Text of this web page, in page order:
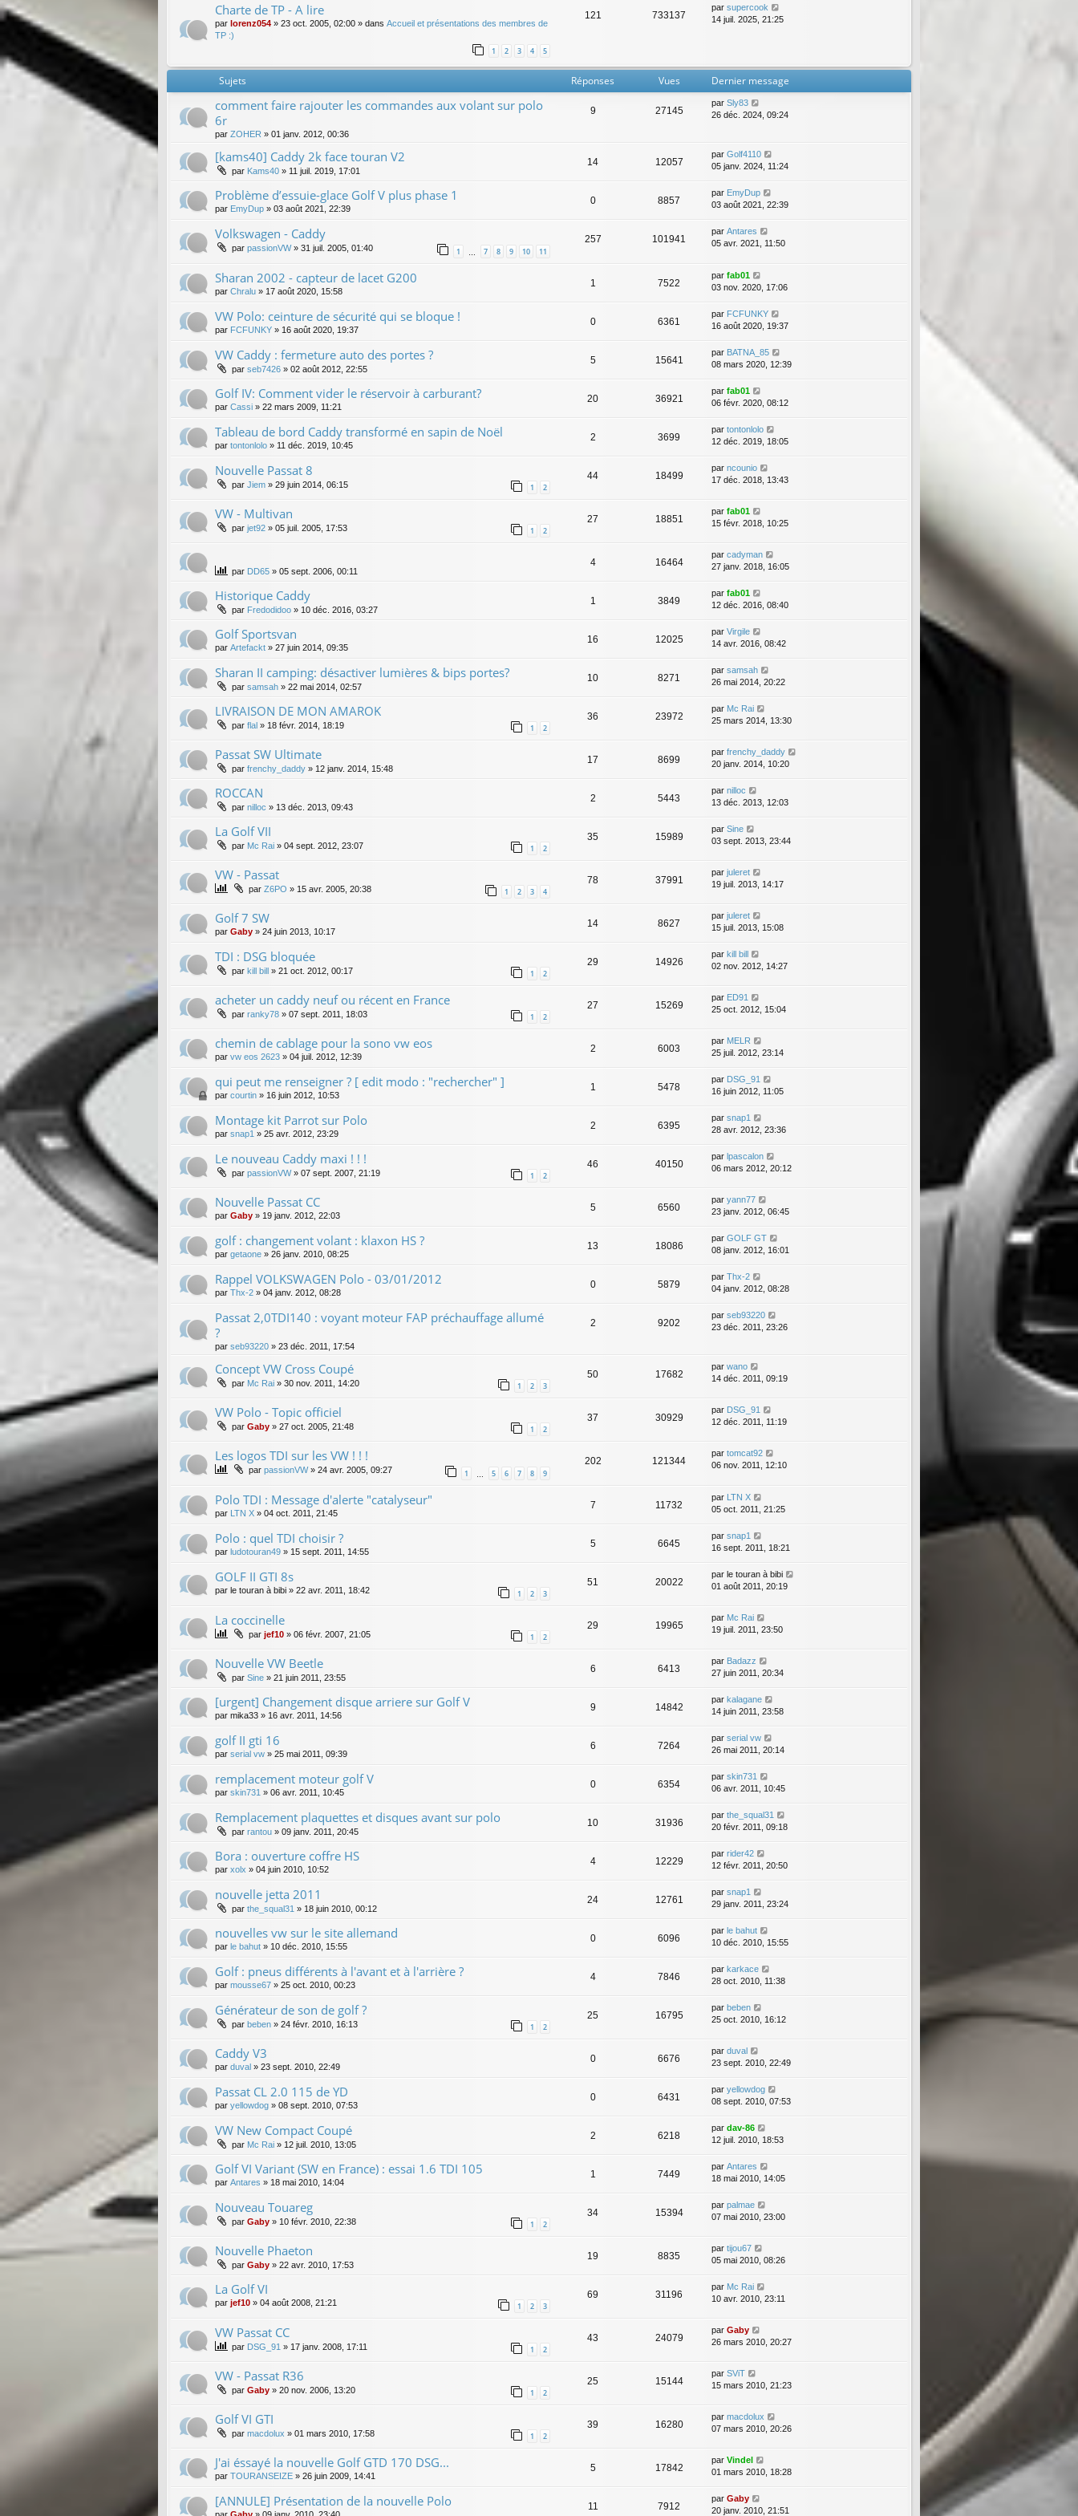
Charte de TP - A lire
par lorenz054 » 23 oct. 2005, 02:00 » dans Accueil et présentations des membres de
TP :)
1 2 3 4 5
121 733137
par supercook
14 juil. 2025, 21:25
Sujets Réponses Vues Dernier message
comment faire rajouter les commandes aux volant sur polo
6r
par ZOHER » 01 janv. 2012, 00:36
9 27145
par Sly83
26 déc. 2024, 09:24
[kams40] Caddy 2k face touran V2
par Kams40 » 11 juil. 2019, 17:01
14 12057
par Golf4110
05 janv. 2024, 11:24
Problème d’essuie-glace Golf V plus phase 1
par EmyDup » 03 août 2021, 22:39
0 8857
par EmyDup
03 août 2021, 22:39
Volkswagen - Caddy
par passionVW» 31 juil. 2005, 01:40 1 7 8 9 10 11
257 101941
par Antares
05 avr. 2021, 11:50
Sharan 2002 - capteur de lacet G200
par Chralu » 17 août 2020, 15:58
1 7522
par fab01
03 nov. 2020, 17:06
VW Polo: ceinture de sécurité qui se bloque !
par FCFUNKY » 16 août 2020, 19:37
0 6361
par FCFUNKY
16 août 2020, 19:37
VW Caddy : fermeture auto des portes ?
par seb7426 » 02 août 2012, 22:55
5 15641
par BATNA_85
08 mars 2020, 12:39
Golf IV: Comment vider le réservoir à carburant?
par Cassi » 22 mars 2009, 11:21
20 36921
par fab01
06 févr. 2020, 08:12
Tableau de bord Caddy transformé en sapin de Noël
par tontonlolo » 11 déc. 2019, 10:45
2 3699
par tontonlolo
12 déc. 2019, 18:05
Nouvelle Passat 8
par Jiem » 29 juin 2014, 06:15 1 2
44 18499
par ncounio
17 déc. 2018, 13:43
VW - Multivan
par jet92 » 05 juil. 2005, 17:53 1 2
27 18851
par fab01
15 févr. 2018, 10:25
par DD65 » 05 sept. 2006, 00:11
4 16464
par cadyman
27 janv. 2018, 16:05
Historique Caddy
par Fredodidoo » 10 déc. 2016, 03:27
1 3849
par fab01
12 déc. 2016, 08:40
Golf Sportsvan
par Artefackt » 27 juin 2014, 09:35
16 12025
par Virgile
14 avr. 2016, 08:42
Sharan II camping: désactiver lumières & bips portes?
par samsah » 22 mai 2014, 02:57
10 8271
par samsah
26 mai 2014, 20:22
LIVRAISON DE MON AMAROK
par flal » 18 févr. 2014, 18:19 1 2
36 23972
par Mc Rai
25 mars 2014, 13:30
Passat SW Ultimate
par frenchy_daddy » 12 janv. 2014, 15:48
17 8699
par frenchy_daddy
20 janv. 2014, 10:20
ROCCAN
par nilloc » 13 déc. 2013, 09:43
2 5443
par nilloc
13 déc. 2013, 12:03
La Golf VII
par Mc Rai » 04 sept. 2012, 23:07 1 2
35 15989
par Sine
03 sept. 2013, 23:44
VW - Passat
par Z6PO » 15 avr. 2005, 20:38 1 2 3 4
78 37991
par juleret
19 juil. 2013, 14:17
Golf 7 SW
par Gaby » 24 juin 2013, 10:17
14 8627
par juleret
15 juil. 2013, 15:08
TDI : DSG bloquée
par kill bill » 21 oct. 2012, 00:17 1 2
29 14926
par kill bill
02 nov. 2012, 14:27
acheter un caddy neuf ou récent en France
par ranky78 » 07 sept. 2011, 18:03 1 2
27 15269
par ED91
25 oct. 2012, 15:04
chemin de cablage pour la sono vw eos
par vw eos 2623 » 04 juil. 2012, 12:39
2 6003
par MELR
25 juil. 2012, 23:14
qui peut me renseigner ? [ edit modo : "rechercher" ]
par courtin » 16 juin 2012, 10:53
1 5478
par DSG_91
16 juin 2012, 11:05
Montage kit Parrot sur Polo
par snap1 » 25 avr. 2012, 23:29
2 6395
par snap1
28 avr. 2012, 23:36
Le nouveau Caddy maxi ! ! !
par passionVW» 07 sept. 2007, 21:19 1 2
46 40150
par lpascalon
06 mars 2012, 20:12
Nouvelle Passat CC
par Gaby » 19 janv. 2012, 22:03
5 6560
par yann77
23 janv. 2012, 06:45
golf : changement volant : klaxon HS ?
par getaone » 26 janv. 2010, 08:25
13 18086
par GOLF GT
08 janv. 2012, 16:01
Rappel VOLKSWAGEN Polo - 03/01/2012
par Thx-2 » 04 janv. 2012, 08:28
0 5879
par Thx-2
04 janv. 2012, 08:28
Passat 2,0TDI140 : voyant moteur FAP préchauffage allumé
?
par seb93220 » 23 déc. 2011, 17:54
2 9202
par seb93220
23 déc. 2011, 23:26
Concept VW Cross Coupé
par Mc Rai » 30 nov. 2011, 14:20 1 2 3
50 17682
par wano
14 déc. 2011, 09:19
VW Polo - Topic officiel
par Gaby » 27 oct. 2005, 21:48 1 2
37 30929
par DSG_91
12 déc. 2011, 11:19
Les logos TDI sur les VW ! ! !
par passionVW» 24 avr. 2005, 09:27 1 5 6 7 8 9
202 121344
par tomcat92
06 nov. 2011, 12:10
Polo TDI : Message d'alerte "catalyseur"
par LTN X » 04 oct. 2011, 21:45
7 11732
par LTN X
05 oct. 2011, 21:25
Polo : quel TDI choisir ?
par ludotouran49 » 15 sept. 2011, 14:55
5 6645
par snap1
16 sept. 2011, 18:21
GOLF II GTI 8s
par le touran à bibi » 22 avr. 2011, 18:42 1 2 3
51 20022
par le touran à bibi
01 août 2011, 20:19
La coccinelle
par jef10 » 06 févr. 2007, 21:05 1 2
29 19965
par Mc Rai
19 juil. 2011, 23:50
Nouvelle VW Beetle
par Sine » 21 juin 2011, 23:55
6 6413
par Badazz
27 juin 2011, 20:34
[urgent] Changement disque arriere sur Golf V
par mika33 » 16 avr. 2011, 14:56
9 14842
par kalagane
14 juin 2011, 23:58
golf II gti 16
par serial vw » 25 mai 2011, 09:39
6 7264
par serial vw
26 mai 2011, 20:14
remplacement moteur golf V
par skin731 » 06 avr. 2011, 10:45
0 6354
par skin731
06 avr. 2011, 10:45
Remplacement plaquettes et disques avant sur polo
par rantou » 09 janv. 2011, 20:45
10 31936
par the_squal31
20 févr. 2011, 09:18
Bora : ouverture coffre HS
par xolx » 04 juin 2010, 10:52
4 12229
par rider42
12 févr. 2011, 20:50
nouvelle jetta 2011
par the_squal31 » 18 juin 2010, 00:12
24 12761
par snap1
29 janv. 2011, 23:24
nouvelles vw sur le site allemand
par le bahut » 10 déc. 2010, 15:55
0 6096
par le bahut
10 déc. 2010, 15:55
Golf : pneus différents à l'avant et à l'arrière ?
par mousse67 » 25 oct. 2010, 00:23
4 7846
par karkace
28 oct. 2010, 11:38
Générateur de son de golf ?
par beben » 24 févr. 2010, 16:13 1 2
25 16795
par beben
25 oct. 2010, 16:12
Caddy V3
par duval » 23 sept. 2010, 22:49
0 6676
par duval
23 sept. 2010, 22:49
Passat CL 2.0 115 de YD
par yellowdog » 08 sept. 2010, 07:53
0 6431
par yellowdog
08 sept. 2010, 07:53
VW New Compact Coupé
par Mc Rai » 12 juil. 2010, 13:05
2 6218
par dav-86
12 juil. 2010, 18:53
Golf VI Variant (SW en France) : essai 1.6 TDI 105
par Antares » 18 mai 2010, 14:04
1 7449
par Antares
18 mai 2010, 14:05
Nouveau Touareg
par Gaby » 10 févr. 2010, 22:38 1 2
34 15394
par palmae
07 mai 2010, 23:00
Nouvelle Phaeton
par Gaby » 22 avr. 2010, 17:53
19 8835
par tijou67
05 mai 2010, 08:26
La Golf VI
par jef10 » 04 août 2008, 21:21 1 2 3
69 31196
par Mc Rai
10 avr. 2010, 23:11
VW Passat CC
par DSG_91 » 17 janv. 2008, 17:11 1 2
43 24079
par Gaby
26 mars 2010, 20:27
VW - Passat R36
par Gaby » 20 nov. 2006, 13:20 1 2
25 15144
par SViT
15 mars 2010, 21:23
Golf VI GTI
par macdolux » 01 mars 2010, 17:58 1 2
39 16280
par macdolux
07 mars 2010, 20:26
J'ai éssayé la nouvelle Golf GTD 170 DSG...
par TOURANSEIZE » 26 juin 2009, 14:41
5 17842
par Vindel
01 mars 2010, 18:28
[ANNULE] Présentation de la nouvelle Polo 11 7912
par Gaby
20 janv. 2010, 21:51